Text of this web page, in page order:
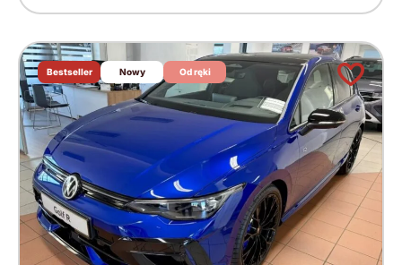
Bestseller Nowy Od ręki